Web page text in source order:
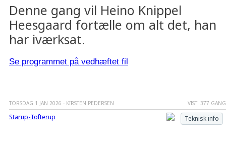
Denne gang vil Heino Knippel
Heesgaard fortælle om alt det, han
har iværksat.
Se programmet på vedhæftet fil
TORSDAG 1 JAN 2026 - KIRSTEN PEDERSEN VIST: 377
Starup-Tofterup Teknisk info